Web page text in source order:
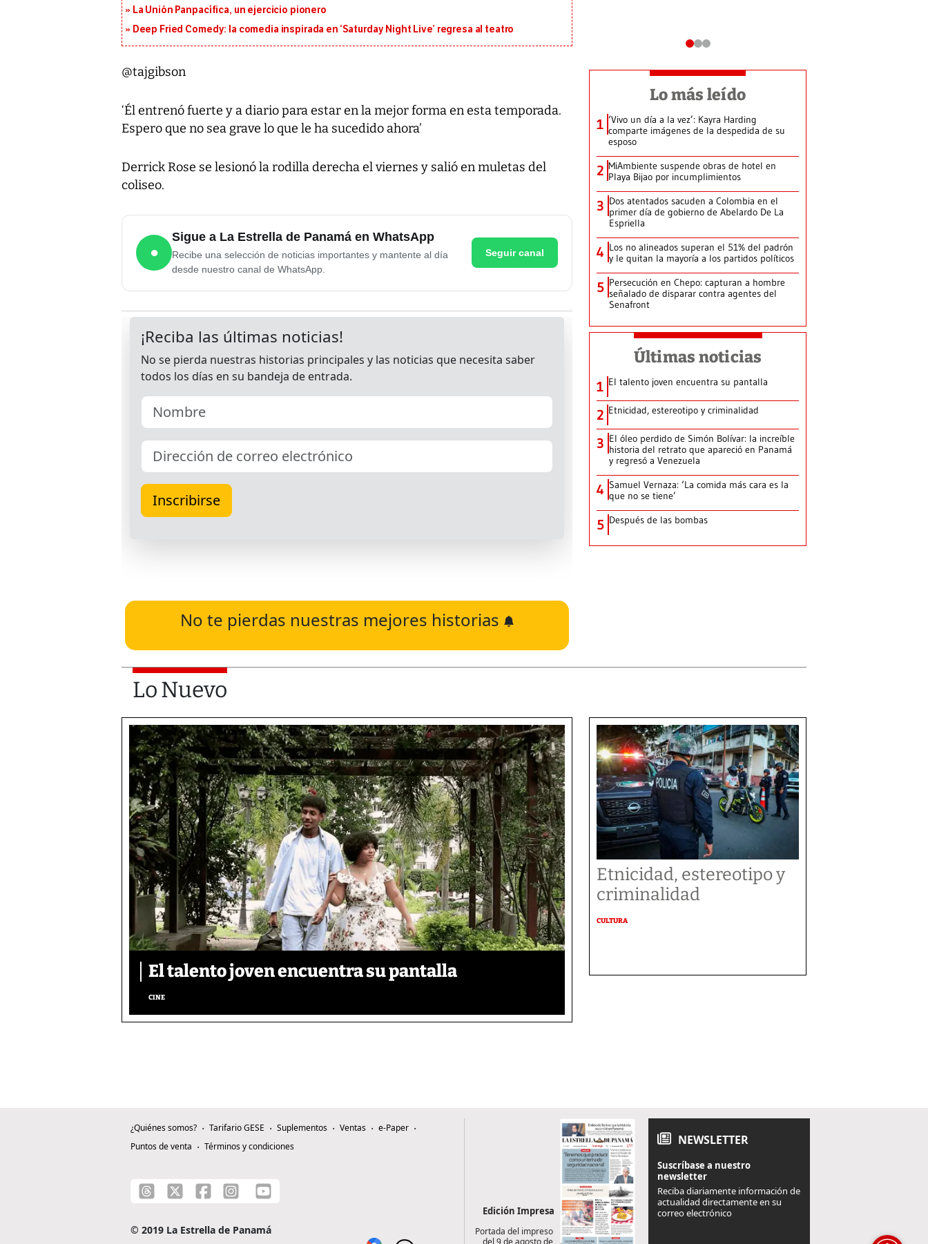
La Unión Panpacífica, un ejercicio pionero
Deep Fried Comedy: la comedia inspirada en ‘Saturday Night Live’ regresa al teatro
@tajgibson
‘Él entrenó fuerte y a diario para estar en la mejor forma en esta temporada.
Espero que no sea grave lo que le ha sucedido ahora’
Derrick Rose se lesionó la rodilla derecha el viernes y salió en muletas del
coliseo.
●
Sigue a La Estrella de Panamá en WhatsApp
Recibe una selección de noticias importantes y mantente al día
desde nuestro canal de WhatsApp.
Seguir canal
No te pierdas nuestras mejores historias
Lo más leído
1 ‘Vivo un día a la vez’: Kayra Harding
comparte imágenes de la despedida de su
esposo
2 MiAmbiente suspende obras de hotel en
Playa Bijao por incumplimientos
3 Dos atentados sacuden a Colombia en el
primer día de gobierno de Abelardo De La
Espriella
4 Los no alineados superan el 51% del padrón
y le quitan la mayoría a los partidos políticos
5 Persecución en Chepo: capturan a hombre
señalado de disparar contra agentes del
Senafront
Últimas noticias
1 El talento joven encuentra su pantalla​
2 Etnicidad, estereotipo y criminalidad
3 El óleo perdido de Simón Bolívar: la increíble
historia del retrato que apareció en Panamá
y regresó a Venezuela
4 Samuel Vernaza: ‘La comida más cara es la
que no se tiene’
5 Después de las bombas
Lo Nuevo
El talento joven encuentra su pantalla​
CINE
Etnicidad, estereotipo y
criminalidad
CULTURA
¿Quiénes somos? Tarifario GESE Suplementos Ventas
e-Paper
Puntos de venta
Términos y condiciones
© 2019 La Estrella de Panamá
Edición Impresa
Portada del impreso
NEWSLETTER
Suscríbase a nuestro
newsletter
Reciba diariamente información de
actualidad directamente en su
correo electrónico